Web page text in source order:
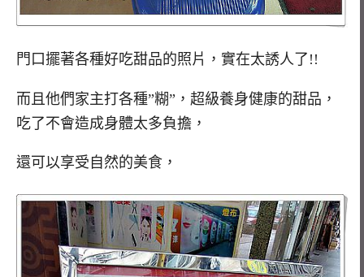
門口擺著各種好吃甜品的照片，實在太誘人了!!
而且他們家主打各種”糊”，超級養身健康的甜品，
吃了不會造成身體太多負擔，
還可以享受自然的美食，